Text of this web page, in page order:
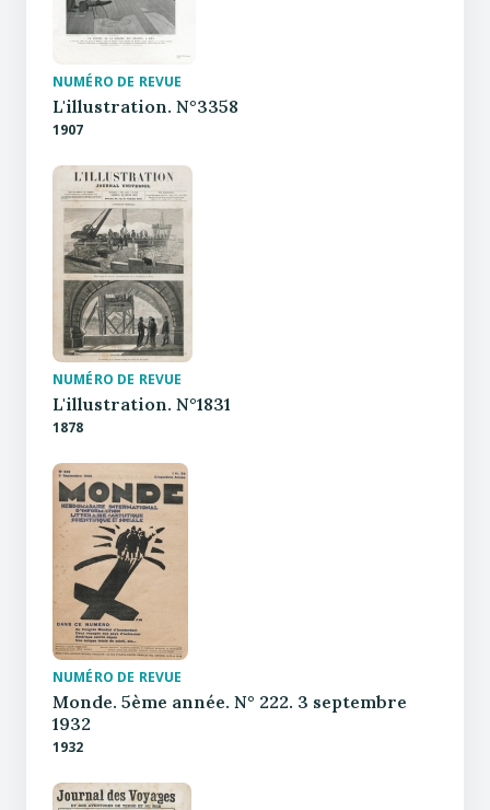
NUMÉRO DE REVUE
L'illustration. N°3358
1907
NUMÉRO DE REVUE
L'illustration. N°1831
1878
NUMÉRO DE REVUE
Monde. 5ème année. N° 222. 3 septembre
1932
1932